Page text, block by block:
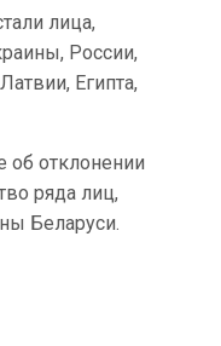
лица,
России,
Египта,
отклонении
ряда лиц,
Беларуси.